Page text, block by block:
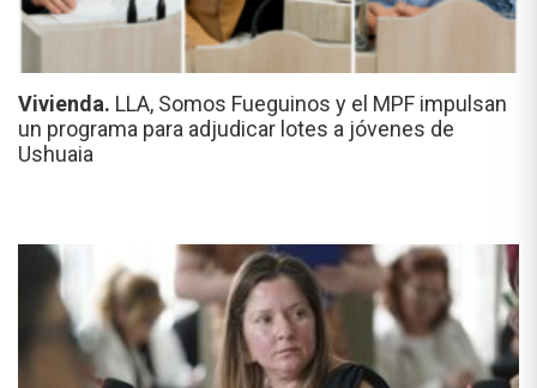
Vivienda. LLA, Somos Fueguinos y el MPF impulsan
un programa para adjudicar lotes a jóvenes de
Ushuaia